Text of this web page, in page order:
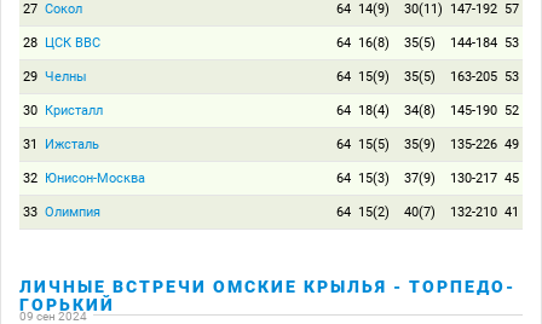
27 Сокол 64 14(9) 30(11) 147-192 57
28 ЦСК ВВС 64 16(8) 35(5) 144-184 53
29 Челны 64 15(9) 35(5) 163-205 53
30 Кристалл 64 18(4) 34(8) 145-190 52
31 Ижсталь 64 15(5) 35(9) 135-226 49
32 Юнисон-Москва 64 15(3) 37(9) 130-217 45
33 Олимпия 64 15(2) 40(7) 132-210 41
ЛИЧНЫЕ ВСТРЕЧИ ОМСКИЕ КРЫЛЬЯ - ТОРПЕДО-
ГОРЬКИЙ
09 сен 2024